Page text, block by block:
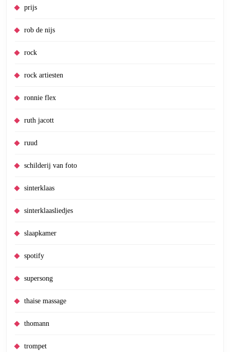
prijs
rob de nijs
rock
rock artiesten
ronnie flex
ruth jacott
ruud
schilderij van foto
sinterklaas
sinterklaasliedjes
slaapkamer
spotify
supersong
thaise massage
thomann
trompet